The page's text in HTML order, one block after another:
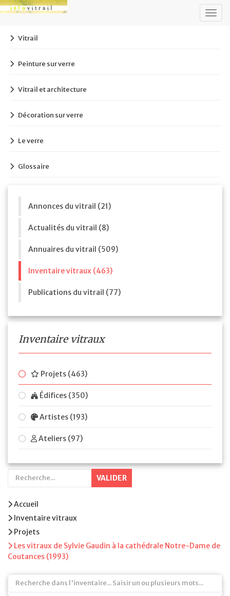
Vitrail
Peinture sur verre
Vitrail et architecture
Décoration sur verre
Le verre
Glossaire
Annonces du vitrail (21)
Actualités du vitrail (8)
Annuaires du vitrail (509)
Inventaire vitraux (463)
Publications du vitrail (77)
Inventaire vitraux
Projets (463)
Édifices (350)
Artistes (193)
Ateliers (97)
VALIDER
Accueil
Inventaire vitraux
Projets
Les vitraux de Sylvie Gaudin à la cathédrale Notre-Dame de
Coutances (1993)